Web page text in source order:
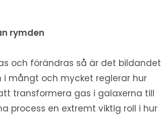
rymden
och förändras så är det bildandet
i mångt och mycket reglerar hur
transformera gas i galaxerna till
process en extremt viktig roll i hur